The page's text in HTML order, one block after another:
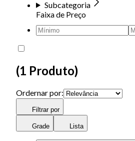
Subcategoria
Faixa de Preço
(1 Produto)
Ordernar por:
Filtrar por
Grade Lista